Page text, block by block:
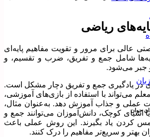
جوان
عالی برای مرور و تقویت مفاهیم پایه‌ای
شامل جمع و تفریق، ضرب و تقسیم، و
جبر می‌شود.
در یادگیری جمع و تفریق دچار مشکل است.
می‌تواند با استفاده از بازی‌های آموزشی،
عملی و جذاب آموزش دهد. به‌عنوان مثال،
یا اشیای کوچک، دانش‌آموزان می‌توانند جمع و
کردن یاد بگیرند. این روش عملی باعث
بهتر و سریع‌تر مفاهیم را درک کنند.